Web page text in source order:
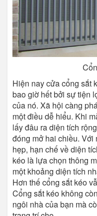
Hiện nay cửa cổng sắt
bao giờ hết bởi sự tiện
của nó. Xã hội càng
một điều dễ hiểu. Khi
lấy đâu ra diện tích
đóng mở hai chiều. Với
hẹp, hạn chế về diện
kéo là lựa chọn thông
một khoảng diện tích
Hơn thế cổng sắt kéo
Cổng sắt kéo không
ngôi nhà của bạn mà